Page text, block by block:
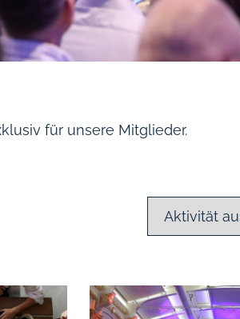
für unsere Mitglieder.